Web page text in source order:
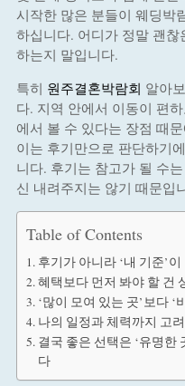
시작한 많은 분들이 웨딩박
하십니다. 어디가 정말 괜
하는지 말입니다.
특히 원주결혼박람회 알아
다. 지역 안에서 이동이 편
에서 볼 수 있다는 장점 때
이는 후기만으로 판단하기
니다. 후기는 참고가 될 수
신 내려주지는 않기 때문입
Table of Contents
후기가 아니라 ‘내 기준’
혜택보다 먼저 봐야 할 건
‘많이 모여 있는 곳’보다
나의 일정과 체력까지 고
결국 좋은 선택은 ‘유명한
다